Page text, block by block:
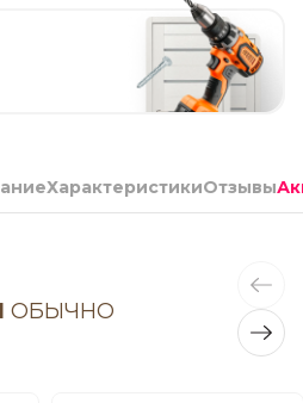
ХарактеристикиОтзывы
ОБЫЧНО